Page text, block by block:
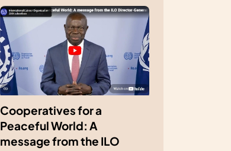
Cooperatives for a
Peaceful World: A
message from the ILO